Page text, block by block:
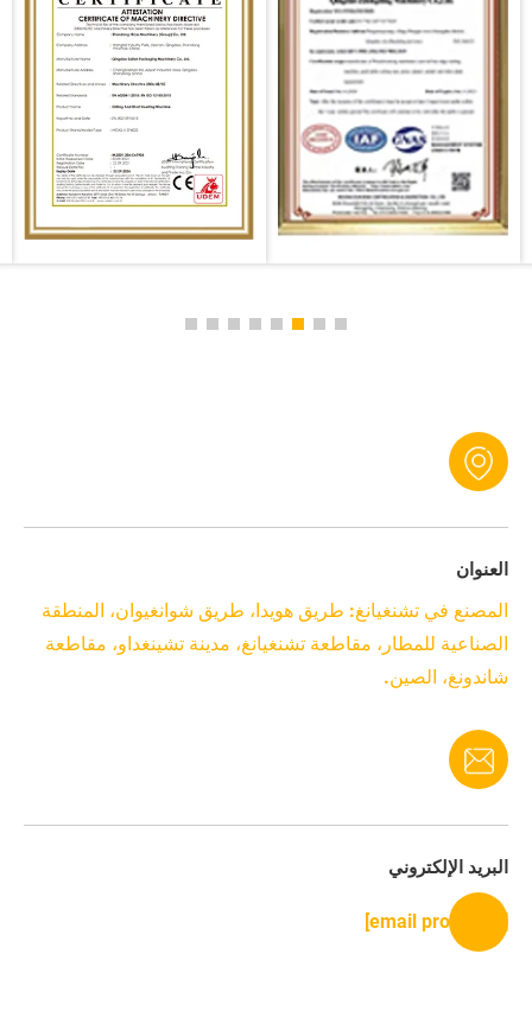
في تشنغيانغ: طريق هويدا، طريق شوانغيوان، المنطقة
للمطار، مقاطعة تشنغيانغ، مدينة تشينغداو، مقاطعة
الصين.
الإلكتروني